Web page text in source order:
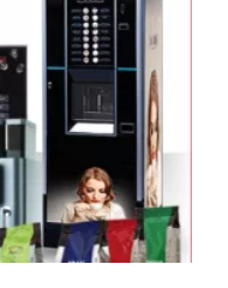
подготовила
термобоксы
для